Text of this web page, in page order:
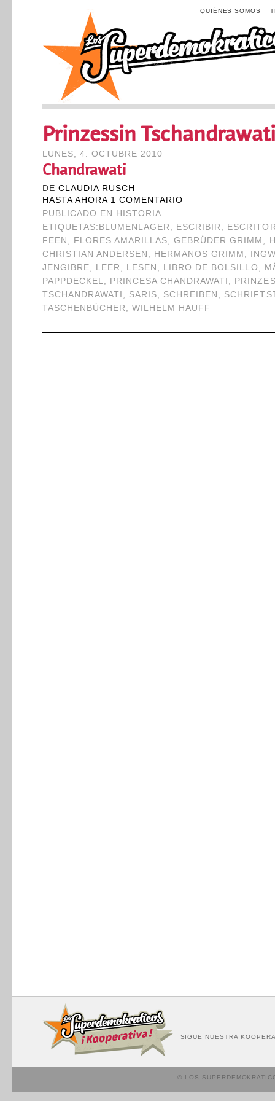
QUIÉNES SOMOS
Prinzessin Tschandrawati
LUNES, 4. OCTUBRE 2010
Chandrawati
DE CLAUDIA RUSCH
HASTA AHORA 1 COMENTARIO
PUBLICADO EN
HISTORIA
ETIQUETAS: BLUMENLAGER , ESCRIBIR ,
FEEN , FLORES AMARILLAS,GEBRÜDER GRIMM ,
CHRISTIAN ANDERSEN , HERMANOS GRIMM ,
JENGIBRE, LEER , LESEN , LIBRO DE BOLSILLO ,
PAPPDECKEL, PRINCESA CHANDRAWATI ,
TSCHANDRAWATI , SARIS, SCHREIBEN ,
TASCHENBÜCHER , WILHELM HAUFF
SIGUE NUESTRA
© LOS